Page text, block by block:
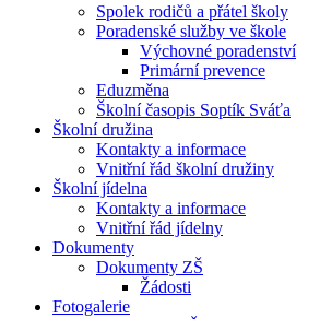
Spolek rodičů a přátel školy
Poradenské služby ve škole
Výchovné poradenství
Primární prevence
Eduzměna
Školní časopis Soptík Sváťa
Školní družina
Kontakty a informace
Vnitřní řád školní družiny
Školní jídelna
Kontakty a informace
Vnitřní řád jídelny
Dokumenty
Dokumenty ZŠ
Žádosti
Fotogalerie